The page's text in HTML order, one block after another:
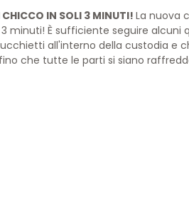
IN SOLI 3 MINUTI! La nuova
minuti! È sufficiente seguire alcuni
all'interno della custodia e
che tutte le parti si siano